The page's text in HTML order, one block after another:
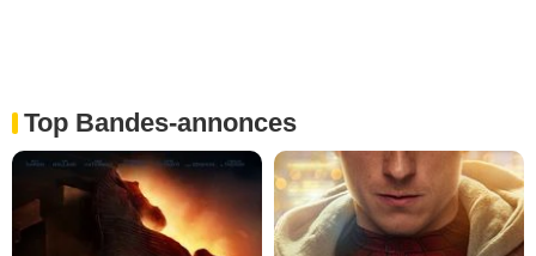
Top Bandes-annonces